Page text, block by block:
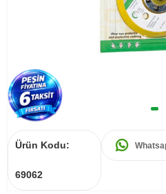
Ürün Kodu:
69062